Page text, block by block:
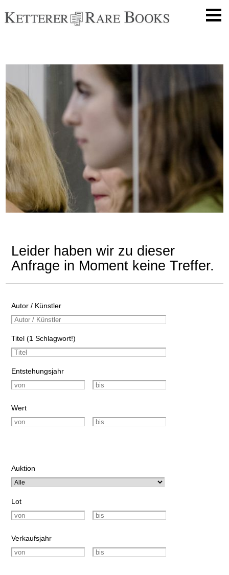
Leider haben wir zu dieser
Anfrage in Moment keine Treffer.
Autor / Künstler
Titel (1 Schlagwort!)
Entstehungsjahr
Wert
Auktion
Lot
Verkaufsjahr